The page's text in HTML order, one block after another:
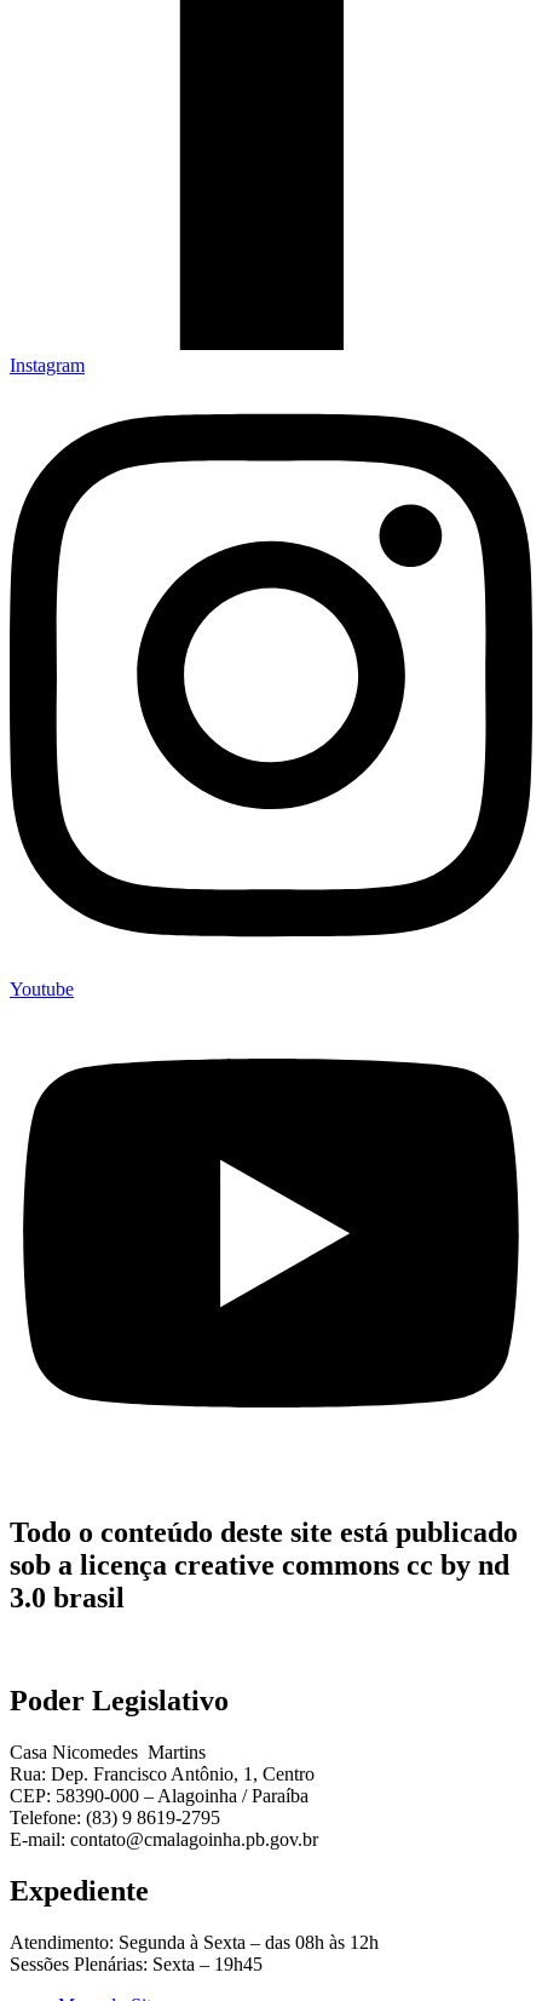
Instagram
Youtube
Todo o conteúdo deste site está publicado
sob a licença creative commons cc by nd
3.0 brasil
Poder Legislativo
Casa Nicomedes Martins
Rua: Dep. Francisco Antônio, 1, Centro
CEP: 58390-000 – Alagoinha / Paraíba
Telefone: (83) 9 8619-2795
E-mail: contato@cmalagoinha.pb.gov.br
Expediente
Atendimento: Segunda à Sexta – das 08h às 12h
Sessões Plenárias: Sexta – 19h45